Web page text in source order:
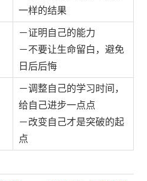
一样的结果
－证明自己的能力
－不要让生命留白，避免
日后后悔
－调整自己的学习时间，
给自己进步一点点
－改变自己才是突破的起
点